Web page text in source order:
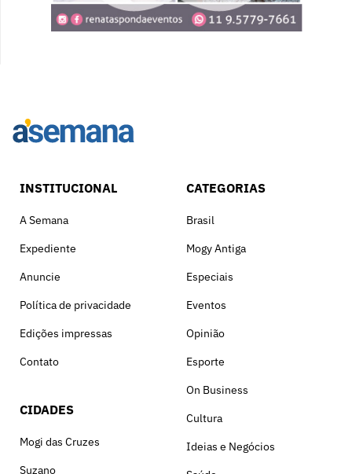
INSTITUCIONAL
A Semana
Expediente
Anuncie
Política de privacidade
Edições impressas
Contato
CIDADES
Mogi das Cruzes
Suzano
CATEGORIAS
Brasil
Mogy Antiga
Especiais
Eventos
Opinião
Esporte
On Business
Cultura
Ideias e Negócios